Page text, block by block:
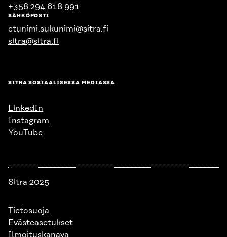
+358 294 618 991
SÄHKÖPOSTI
etunimi.sukunimi@sitra.fi
sitra@sitra.fi
SITRA SOSIAALISESSA MEDIASSA
LinkedIn
Instagram
YouTube
Sitra 2025
Tietosuoja
Evästeasetukset
Ilmoituskanava